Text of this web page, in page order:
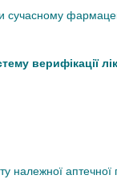
верифікації
належної аптечної